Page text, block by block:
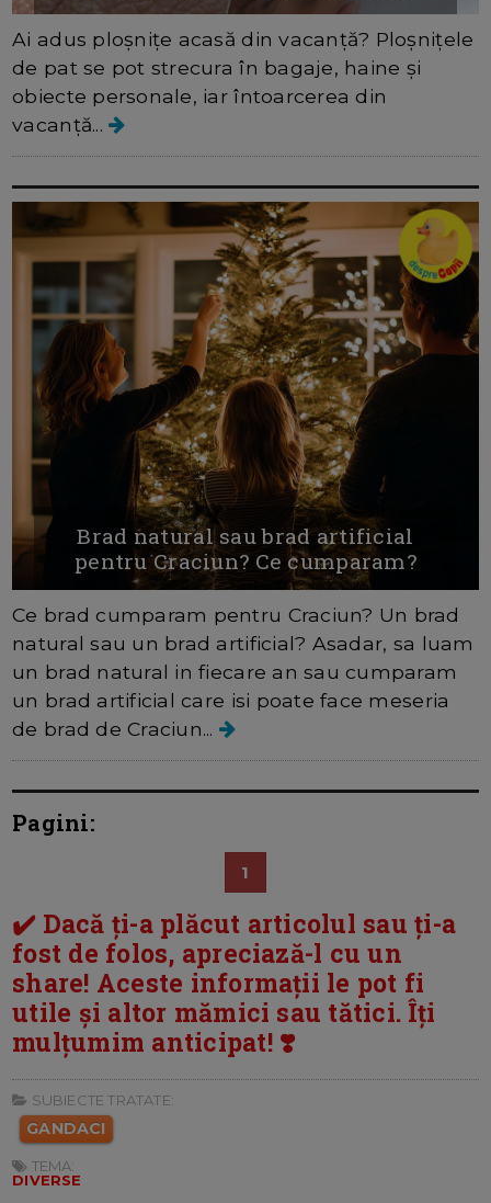
Ai adus ploșnițe acasă din vacanță? Ploșnițele
de pat se pot strecura în bagaje, haine și
obiecte personale, iar întoarcerea din
vacanță...
Brad natural sau brad artificial
pentru Craciun? Ce cumparam?
Ce brad cumparam pentru Craciun? Un brad
natural sau un brad artificial? Asadar, sa luam
un brad natural in fiecare an sau cumparam
un brad artificial care isi poate face meseria
de brad de Craciun...
Pagini:
1
✔️ Dacă ți-a plăcut articolul sau ți-a
fost de folos, apreciază-l cu un
share! Aceste informații le pot fi
utile și altor mămici sau tătici. Îți
mulțumim anticipat! ❣️
SUBIECTE TRATATE:
GANDACI
TEMA:
DIVERSE